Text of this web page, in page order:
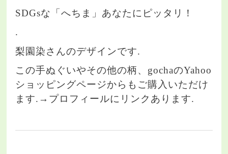
SDGsな「へちま」あなたにピッタリ！
.
梨園染さんのデザインです.
この手ぬぐいやその他の柄、gochaのYahoo
ショッピングページからもご購入いただけ
ます.→プロフィールにリンクあります.